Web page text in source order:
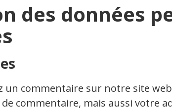
des données
un commentaire sur notre site
commentaire, mais aussi votre